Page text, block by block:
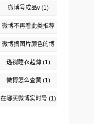
(1)
微博号成品v (1)
微博不再看此类推荐
(1)
微博搞图片颜色的博
主盘点(1)
透视睡衣超薄 (1)
微博怎么查黄 (1)
在哪买微博实时号 (1)